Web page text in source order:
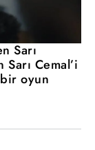
Sarı
Cemal’i
oyun